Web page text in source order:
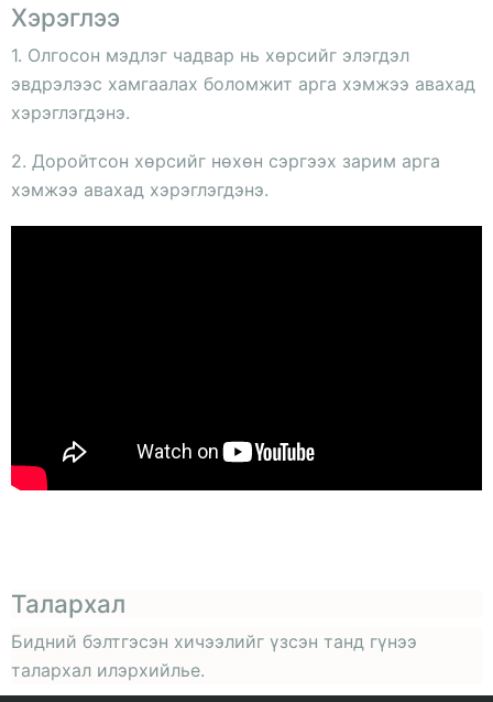
Хэрэглээ
1. Олгосон мэдлэг чадвар нь хөрсийг элэгдэл
эвдрэлээс хамгаалах боломжит арга хэмжээ авахад
хэрэглэгдэнэ.
2. Доройтсон хөрсийг нөхөн сэргээх зарим арга
хэмжээ авахад хэрэглэгдэнэ.
Талархал
Бидний бэлтгэсэн хичээлийг үзсэн танд гүнээ
талархал илэрхийлье.